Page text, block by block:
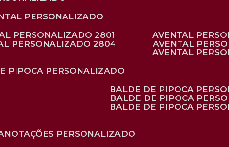
PERSONALIZADO
PERSONALIZADO 2801
AVENTAL
PERSONALIZADO 2804
AVENTAL
AVENTAL
PIPOCA PERSONALIZADO
BALDE DE PIPOCA
BALDE DE PIPOCA
BALDE DE PIPOCA
ANOTAÇÕES PERSONALIZADO